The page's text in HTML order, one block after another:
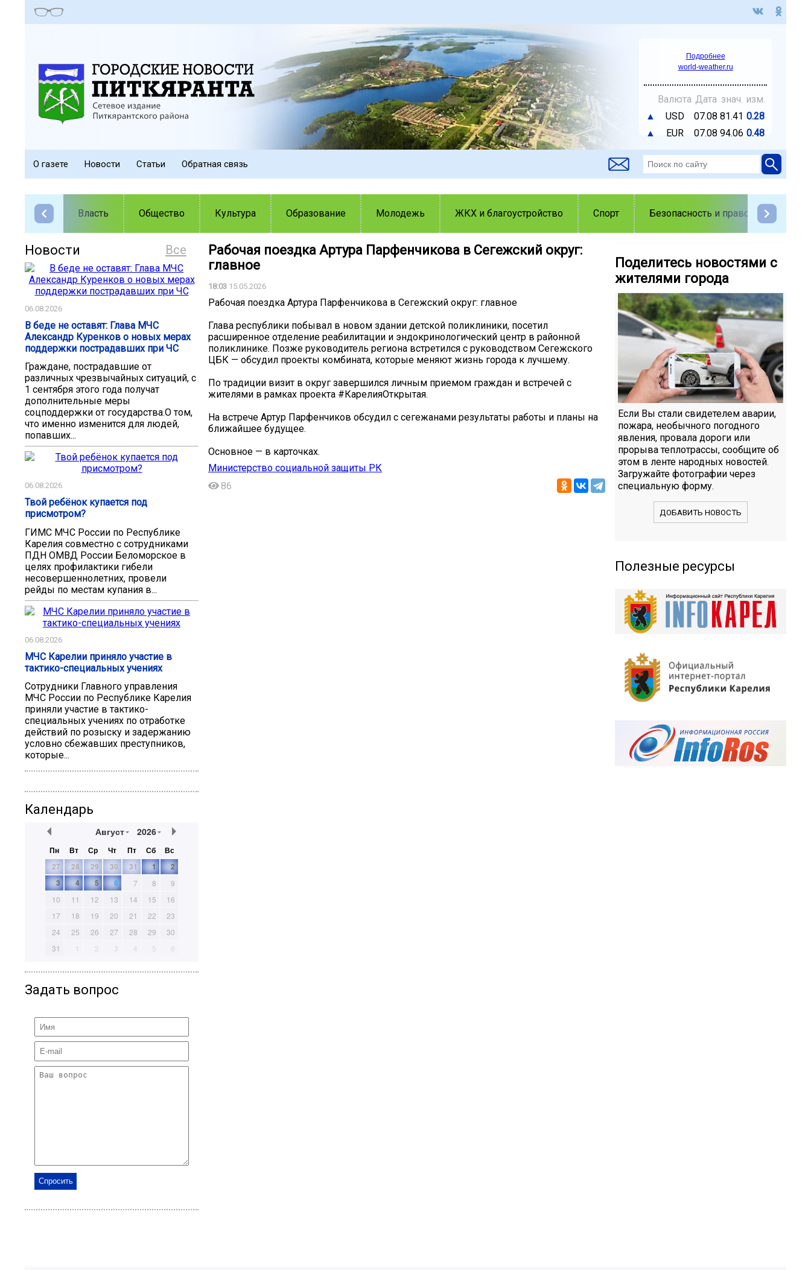
Подробнее
world-weather.ru
Валюта Дата знач. изм.
▲
USD 07.08 81.41 0.28
▲
EUR 07.08 94.06 0.48
О газете Новости Статьи Обратная связь
Власть Общество Культура Образование Молодежь ЖКХ и благоустройство Спорт Безопасность и правопорядок
Все
Новости
06.08.2026
В беде не оставят: Глава МЧС
Александр Куренков о новых мерах
поддержки пострадавших при ЧС
Граждане, пострадавшие от
различных чрезвычайных ситуаций, с
1 сентября этого года получат
дополнительные меры
соцподдержки от государства.О том,
что именно изменится для людей,
попавших...
06.08.2026
Твой ребёнок купается под
присмотром?
ГИМС МЧС России по Республике
Карелия совместно с сотрудниками
ПДН ОМВД России Беломорское в
целях профилактики гибели
несовершеннолетних, провели
рейды по местам купания в...
06.08.2026
МЧС Карелии приняло участие в
тактико-специальных учениях
Сотрудники Главного управления
МЧС России по Республике Карелия
приняли участие в тактико-
специальных учениях по отработке
действий по розыску и задержанию
условно сбежавших преступников,
которые...
Календарь
Август 2026
Пн Вт Ср Чт Пт Сб
Вс
27
28 29 30 31 1
2
3
4 5 6 7 8
9
10
11 12 13 14 15
16
17
18 19 20 21 22
23
24
25 26 27 28 29
30
31
1 2 3 4 5 6
Задать вопрос
Рабочая поездка Артура Парфенчикова в Сегежский округ:
главное
18:03 15.05.2026
Рабочая поездка Артура Парфенчикова в Сегежский округ: главное
Глава республики побывал в новом здании детской поликлиники, посетил
расширенное отделение реабилитации и эндокринологический центр в районной
поликлинике. Позже руководитель региона встретился с руководством Сегежского
ЦБК — обсудил проекты комбината, которые меняют жизнь города к лучшему.
По традиции визит в округ завершился личным приемом граждан и встречей с
жителями в рамках проекта #КарелияОткрытая.
На встрече Артур Парфенчиков обсудил с сегежанами результаты работы и планы на
ближайшее будущее.
Основное — в карточках.
Министерство социальной защиты РК
86
Поделитесь новостями с
жителями города
Если Вы стали свидетелем аварии,
пожара, необычного погодного
явления, провала дороги или
прорыва теплотрассы, сообщите об
этом в ленте народных новостей.
Загружайте фотографии через
специальную форму.
ДОБАВИТЬ НОВОСТЬ
Полезные ресурсы